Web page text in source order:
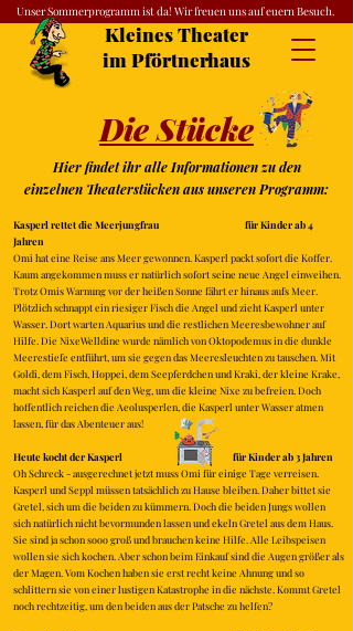
Unser Sommerprogramm ist da! Wir freuen uns auf euern Besuch.
Kleines Theater
im Pförtnerhaus
Die Stücke
Hier findet ihr alle Informationen zu den
einzelnen Theaterstücken aus unseren Programm:
Kasperl rettet die Meerjungfrau für Kinder ab 4
Jahren
Omi hat eine Reise ans Meer gewonnen. Kasperl packt sofort die Koffer.
Kaum angekommen muss er natürlich sofort seine neue Angel einweihen.
Trotz Omis Warnung vor der heißen Sonne fährt er hinaus aufs Meer.
Plötzlich schnappt ein riesiger Fisch die Angel und zieht Kasperl unter
Wasser. Dort warten Aquarius und die restlichen Meeresbewohner auf
Hilfe. Die NixeWelldine wurde nämlich von Oktopodemus in die dunkle
Meerestiefe entführt, um sie gegen das Meeresleuchten zu tauschen. Mit
Goldi, dem Fisch, Hoppei, dem Seepferdchen und Kraki, der kleine Krake,
macht sich Kasperl auf den Weg, um die kleine Nixe zu befreien. Doch
hoffentlich reichen die Aeolusperlen, die Kasperl unter Wasser atmen
lassen, für das Abenteuer aus!
Heute kocht der Kasperl für Kinder ab 3 Jahren
Oh Schreck - ausgerechnet jetzt muss Omi für einige Tage verreisen.
Kasperl und Seppl müssen tatsächlich zu Hause bleiben. Daher bittet sie
Gretel, sich um die beiden zu kümmern. Doch die beiden Jungs wollen
sich natürlich nicht bevormunden lassen und ekeln Gretel aus dem Haus.
Sie sind ja schon sooo groß und brauchen keine Hilfe. Alle Leibspeisen
wollen sie sich kochen. Aber schon beim Einkauf sind die Augen größer als
der Magen. Vom Kochen haben sie erst recht keine Ahnung und so
schlittern sie von einer lustigen Katastrophe in die nächste. Kommt Gretel
noch rechtzeitig, um den beiden aus der Patsche zu helfen?